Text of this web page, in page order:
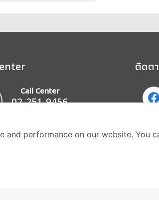
Call Center
02-251-9456
ติดต
and performance on our website. You